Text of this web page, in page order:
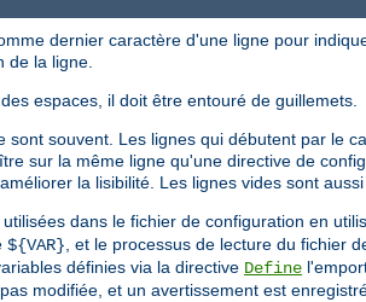
dernier caractère d'une ligne pour
de la ligne.
espaces, il doit être entouré de guillemets.
souvent. Les lignes qui débutent par le
sur la même ligne qu'une directive de
la lisibilité. Les lignes vides sont aussi
dans le fichier de configuration en
${VAR} , et le processus de lecture du fichier
définies via la directive Define
modifiée, et un avertissement est